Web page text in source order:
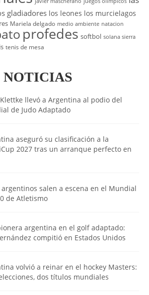
gladiadores los leones los murcielagos
Mariela delgado medio ambiente natacion
profedes softbol solana sierra
tenis de mesa
llevó a Argentina al podio del
de Judo Adaptado
aseguró su clasificación a la
2027 tras un arranque perfecto en
argentinos salen a escena en el Mundial
de Atletismo
argentina en el golf adaptado:
compitió en Estados Unidos
volvió a reinar en el hockey Masters:
dos títulos mundiales